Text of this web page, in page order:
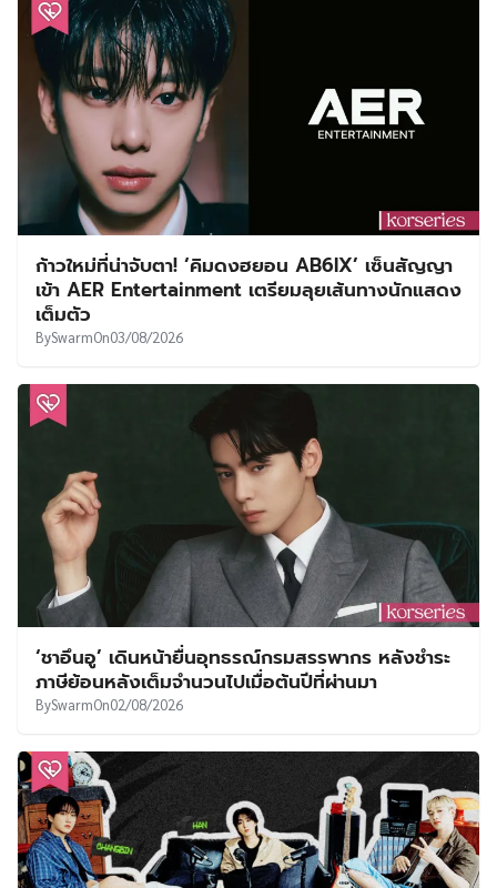
ก้าวใหม่ที่น่าจับตา! ‘คิมดงฮยอน AB6IX’ เซ็นสัญญา
เข้า AER Entertainment เตรียมลุยเส้นทางนักแสดง
เต็มตัว
BySwarmOn03/08/2026
‘ชาอึนอู’ เดินหน้ายื่นอุทธรณ์กรมสรรพากร หลังชำระ
ภาษีย้อนหลังเต็มจำนวนไปเมื่อต้นปีที่ผ่านมา
BySwarmOn02/08/2026